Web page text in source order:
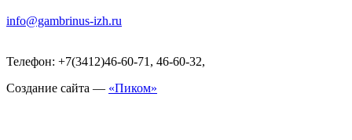
info@gambrinus-izh.ru
Телефон: +7(3412)46-60-71, 46-60-32,
Создание сайта — «Пиком»